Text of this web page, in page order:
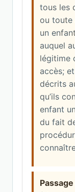
tous les
ou toute
un
auquel
légitime
accès;
décrits
qu’ils
enfant
du fait